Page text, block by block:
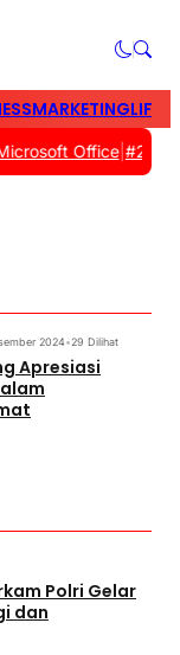
MARKETING
Office|#2 -
2024•29 Dilihat
Apresiasi
Polri Gelar
dan